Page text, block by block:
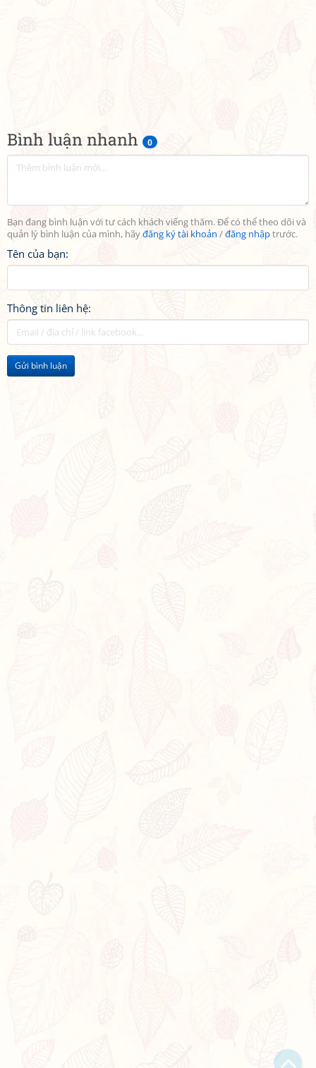
Bình luận nhanh 0
Bạn đang bình luận với tư cách khách viếng thăm. Để có thể theo dõi và
quản lý bình luận của mình, hãyđăng ký tài khoản /đăng nhậptrước.
Tên của bạn:
Thông tin liên hệ:
Gửi bình luận